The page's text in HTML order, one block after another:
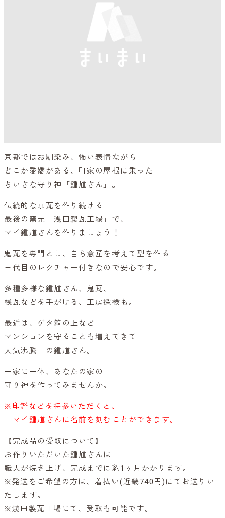
京都ではお馴染み、怖い表情ながら
どこか愛嬌がある、町家の屋根に乗った
ちいさな守り神「鍾馗さん」。
伝統的な京瓦を作り続ける
最後の窯元「浅田製瓦工場」で、
マイ鍾馗さんを作りましょう！
鬼瓦を専門とし、自ら意匠を考えて型を作る
三代目のレクチャー付きなので安心です。
多種多様な鍾馗さん、鬼瓦、
桟瓦などを手がける、工房探検も。
最近は、ゲタ箱の上など
マンションを守ることも増えてきて
人気沸騰中の鍾馗さん。
一家に一体、あなたの家の
守り神を作ってみませんか。
※印鑑などを持参いただくと、
マイ鍾馗さんに名前を刻むことができます。
【完成品の受取について】
お作りいただいた鍾馗さんは
職人が焼き上げ、完成までに約1ヶ月かかります。
※発送をご希望の方は、着払い(近畿740円)にてお送りい
たします。
※浅田製瓦工場にて、受取も可能です。